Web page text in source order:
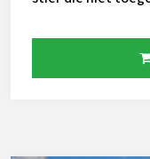
hoge levensduur